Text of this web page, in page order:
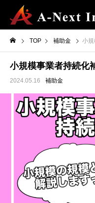
TOP 補助金 小規
小規模事業者持続化
2024.05.16 補助金